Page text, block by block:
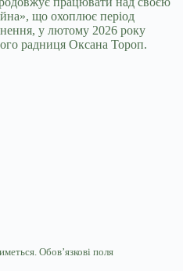
що охоплює період
у лютому 2026 року
радниця Оксана Тороп.
Обов’язкові поля